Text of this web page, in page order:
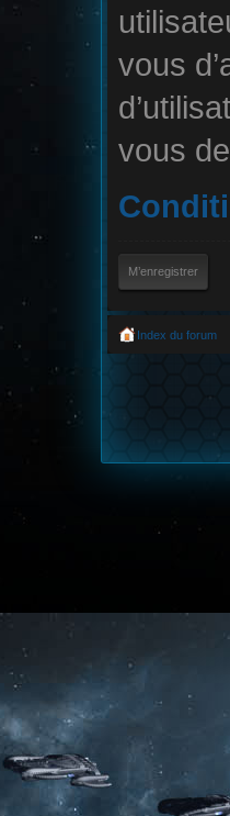
vous
vous
M’enregistrer
Index du forum